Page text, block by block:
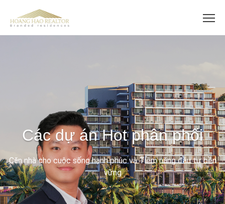
Các dự án Hot phân phối
Căn nhà cho cuộc sống hạnh phúc và Tiềm năng đầu tư bền
vững